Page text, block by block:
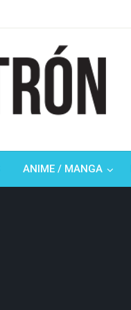
ANIME / MANGA